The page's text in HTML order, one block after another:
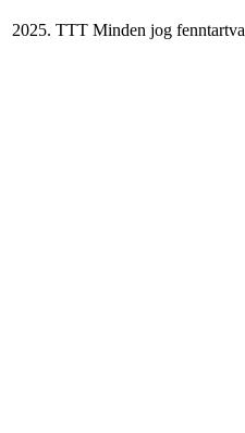
2025. TTT Minden jog fenntartva